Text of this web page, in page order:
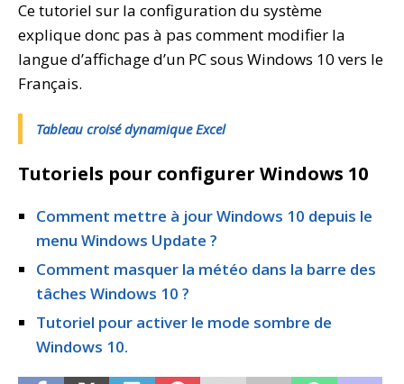
Ce tutoriel sur la configuration du système
explique donc pas à pas comment modifier la
langue d’affichage d’un PC sous Windows 10 vers le
Français.
Tableau croisé dynamique Excel
Tutoriels pour configurer Windows 10
Comment mettre à jour Windows 10 depuis le
menu Windows Update ?
Comment masquer la météo dans la barre des
tâches Windows 10 ?
Tutoriel pour activer le mode sombre de
Windows 10.